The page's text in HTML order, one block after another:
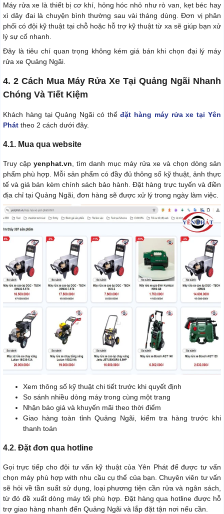
Máy rửa xe là thiết bị cơ khí, hỏng hóc nhỏ như rò van, kẹt béc hay
xì dây đai là chuyện bình thường sau vài tháng dùng. Đơn vị phân
phối có đội kỹ thuật tại chỗ hoặc hỗ trợ kỹ thuật từ xa sẽ giúp bạn xử
lý sự cố nhanh.
Đây là tiêu chí quan trọng không kém giá bán khi chọn đại lý máy
rửa xe Quảng Ngãi.
4. 2 Cách Mua Máy Rửa Xe Tại Quảng Ngãi Nhanh
Chóng Và Tiết Kiệm
Khách hàng tại Quảng Ngãi có thểđặt hàng máy rửa xe tại Yên
Phát theo 2 cách dưới đây.
4.1. Mua qua website
Truy cập yenphat.vn , tìm danh mục máy rửa xe và chọn dòng sản
phẩm phù hợp. Mỗi sản phẩm có đầy đủ thông số kỹ thuật, ảnh thực
tế và giá bán kèm chính sách bảo hành. Đặt hàng trực tuyến và điền
địa chỉ tại Quảng Ngãi, đơn hàng sẽ được xử lý trong ngày làm việc.
Xem thông số kỹ thuật chi tiết trước khi quyết định
So sánh nhiều dòng máy trong cùng một trang
Nhận báo giá và khuyến mãi theo thời điểm
Giao hàng toàn tỉnh Quảng Ngãi, kiểm tra hàng trước khi
thanh toán
4.2. Đặt đơn qua hotline
Gọi trực tiếp cho đội tư vấn kỹ thuật của Yên Phát để được tư vấn
chọn máy phù hợp with nhu cầu cụ thể của bạn. Chuyên viên tư vấn
sẽ hỏi về tần suất sử dụng, loại phương tiện cần rửa và ngân sách,
từ đó đề xuất dòng máy tối phù hợp. Đặt hàng qua hotline được hỗ
trợ giao hàng nhanh đến Quảng Ngãi và lắp đặt tận nơi nếu cần.